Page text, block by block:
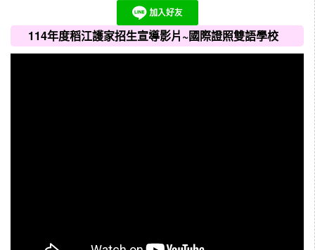
114年度稻江護家招生宣導影片~國際證照雙語學校